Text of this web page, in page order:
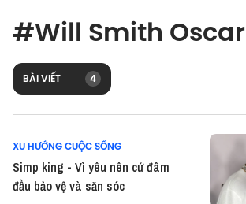
#Will Smith Oscar
BÀI VIẾT 4
XU HƯỚNG CUỘC SỐNG
Simp king - Vì yêu nên cứ đâm
đầu bảo vệ và săn sóc